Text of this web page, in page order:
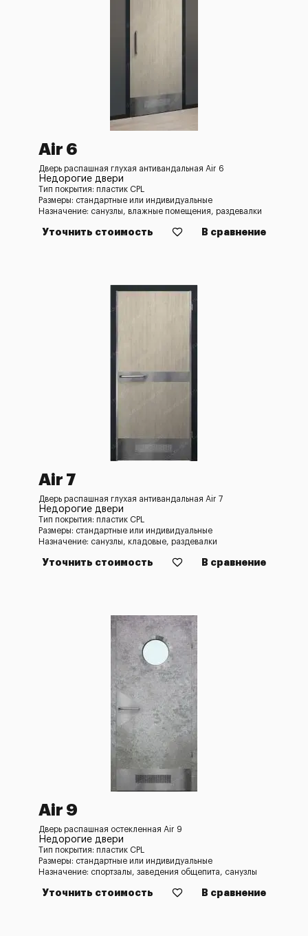
Air 6
Дверь распашная глухая антивандальная Air 6
Недорогие двери
Тип покрытия: пластик CPL
Размеры: стандартные или индивидуальные
Назначение: санузлы, влажные помещения, раздевалки
Уточнить стоимость В сравнение
Air 7
Дверь распашная глухая антивандальная Air 7
Недорогие двери
Тип покрытия: пластик CPL
Размеры: стандартные или индивидуальные
Назначение: санузлы, кладовые, раздевалки
Уточнить стоимость В сравнение
Air 9
Дверь распашная остекленная Air 9
Недорогие двери
Тип покрытия: пластик CPL
Размеры: стандартные или индивидуальные
Назначение: спортзалы, заведения общепита, санузлы
Уточнить стоимость В сравнение